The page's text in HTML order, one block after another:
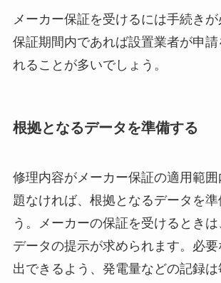
メーカー保証を受けるには手続きが
保証期間内であれば設置業者が申請
れることが多いでしょう。
根拠となるデータを準備する
修理内容がメーカー保証の適用範
題なければ、根拠となるデータを準
う。メーカーの保証を受けるとき
データの提示が求められます。必
出できるよう、発電量などの記録は